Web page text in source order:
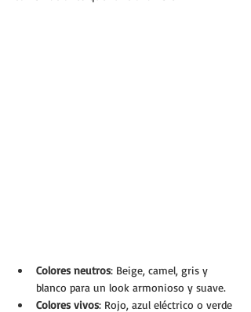
Colores neutros: Beige, camel, gris y
blanco para un look armonioso y suave.
Colores vivos: Rojo, azul eléctrico o verde